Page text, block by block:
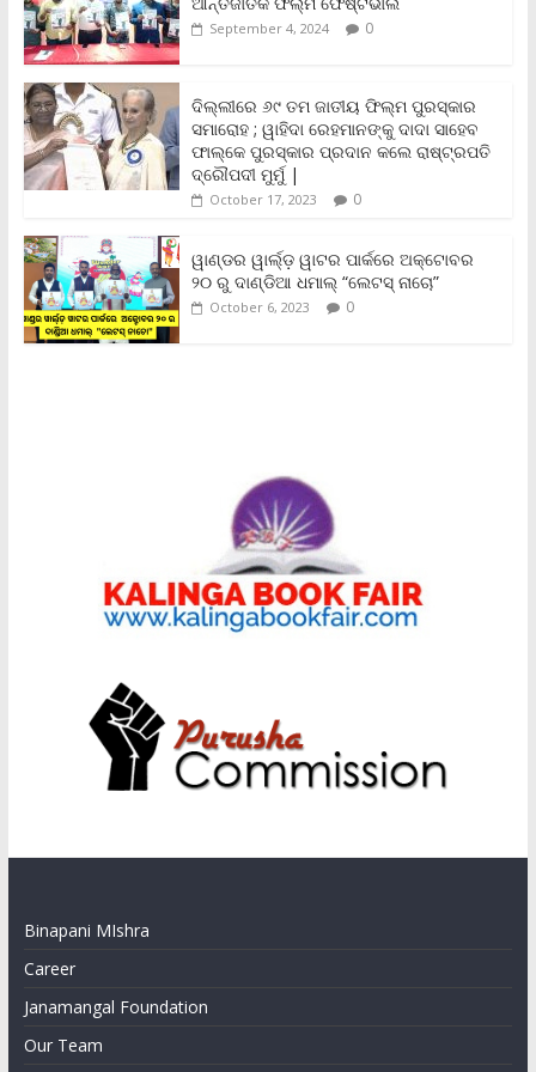
o
k
r
p
p
n
k
r
i
d
l
y
September 4, 2024 0
ଦିଲ୍ଲୀରେ ୬୯ ତମ ଜାତୀୟ ଫିଲ୍ମ ପୁରସ୍କାର
ସମାରୋହ ; ୱାହିଦା ରେହମାନଙ୍କୁ ଦାଦା ସାହେବ
ଫାଲ୍‌କେ ପୁରସ୍କାର ପ୍ରଦାନ କଲେ ରାଷ୍ଟ୍ରପତି
ଦ୍ରୌପଦୀ ମୁର୍ମୁ |
October 17, 2023 0
ୱାଣ୍ଡର ୱାର୍ଲ୍‌ଡ଼ ୱାଟର ପାର୍କରେ ଅକ୍ଟୋବର
୨୦ ରୁ ଦାଣ୍ଡିଆ ଧମାଲ୍ “ଲେଟସ୍ ନାଚୋ”
October 6, 2023 0
Binapani MIshra
Career
Janamangal Foundation
Our Team